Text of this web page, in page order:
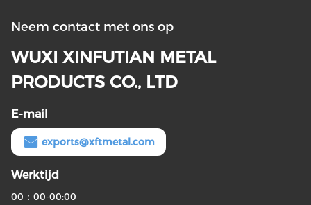
Neem contact met ons op
WUXI XINFUTIAN METAL
PRODUCTS CO., LTD
E-mail
exports@xftmetal.com
Werktijd
00：00-00:00